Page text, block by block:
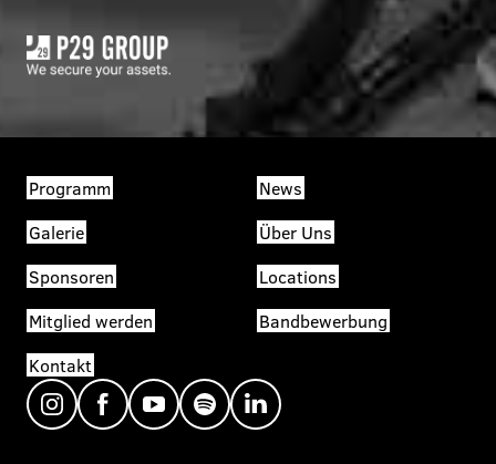
Programm
News
Galerie
Über Uns
Sponsoren
Locations
Mitglied werden
Bandbewerbung
Kontakt